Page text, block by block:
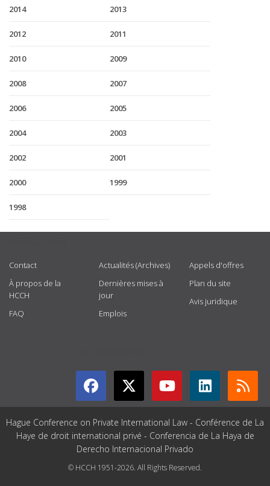
2014 2013
2012 2011
2010 2009
2008 2007
2006 2005
2004 2003
2002 2001
2000 1999
1998
Contact
À propos de la
HCCH
FAQ
Actualités (Archives)
Dernières mises à
jour
Emplois
Appels d'offres
Plan du site
Avis juridique
Hague Conference on Private International Law - Conférence de La
Haye de droit international privé - Conferencia de La Haya de
Derecho Internacional Privado
© HCCH 1951-2026. All Rights Reserved.